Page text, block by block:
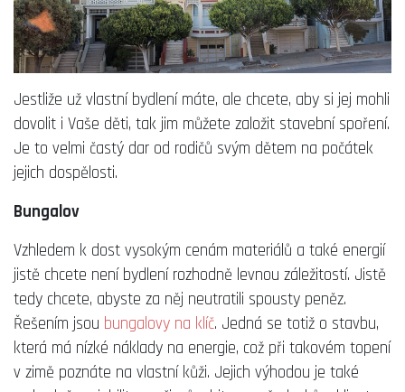
Jestliže už vlastní bydlení máte, ale chcete, aby si jej mohli
dovolit i Vaše děti, tak jim můžete založit stavební spoření.
Je to velmi častý dar od rodičů svým dětem na počátek
jejich dospělosti.
Bungalov
Vzhledem k dost vysokým cenám materiálů a také energií
jistě chcete není bydlení rozhodně levnou záležitostí. Jistě
tedy chcete, abyste za něj neutratili spousty peněz.
Řešením jsou bungalovy na klíč. Jedná se totiž o stavbu,
která má nízké náklady na energie, což při takovém topení
v zimě poznáte na vlastní kůži. Jejich výhodou je také